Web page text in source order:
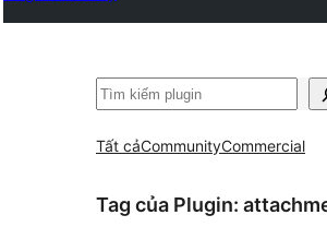
Tìm
Tất cảCommunityCommercial
Tag của Plugin: